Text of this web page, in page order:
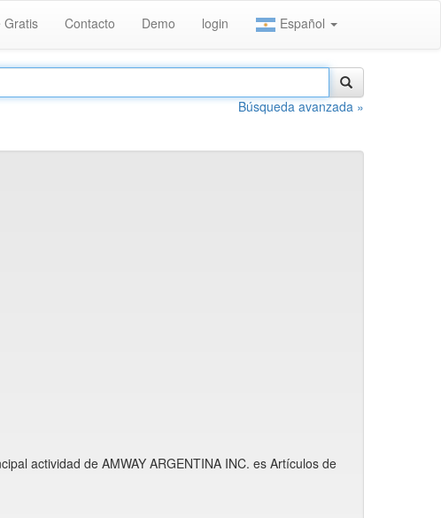
Gratis Contacto Demo login Español
Búsqueda avanzada »
actividad de AMWAY ARGENTINA INC. es Artículos de